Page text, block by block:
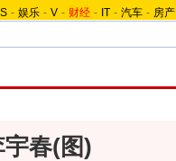
S - 娱乐 - V - 财经 - IT - 汽车 - 房产
春(图)